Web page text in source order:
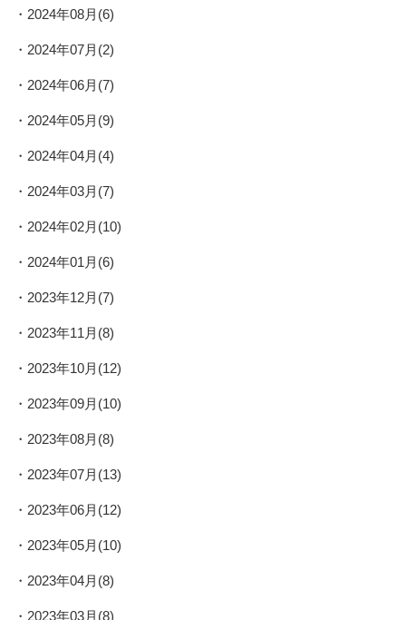
2024年08月(6)
2024年07月(2)
2024年06月(7)
2024年05月(9)
2024年04月(4)
2024年03月(7)
2024年02月(10)
2024年01月(6)
2023年12月(7)
2023年11月(8)
2023年10月(12)
2023年09月(10)
2023年08月(8)
2023年07月(13)
2023年06月(12)
2023年05月(10)
2023年04月(8)
2023年03月(8)